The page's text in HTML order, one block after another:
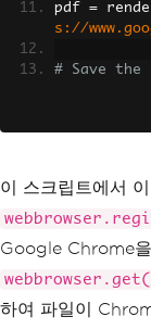
pdf =
s://
# Save the
webbrowser.
),
이 스크립트에서
Google Chrome
하여 파일이